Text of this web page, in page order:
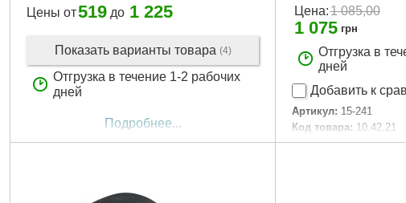
Цены от519 до 1 225
Показать варианты товара (4)
Отгрузка в течение 1-2 рабочих
дней
Подробнее...
Цена:1 085,00
1 075 грн
Отгрузка в
дней
Добавить к
Артикул: 15-241
Код товара: 10.42.21
Длина шкалы: 150 мм